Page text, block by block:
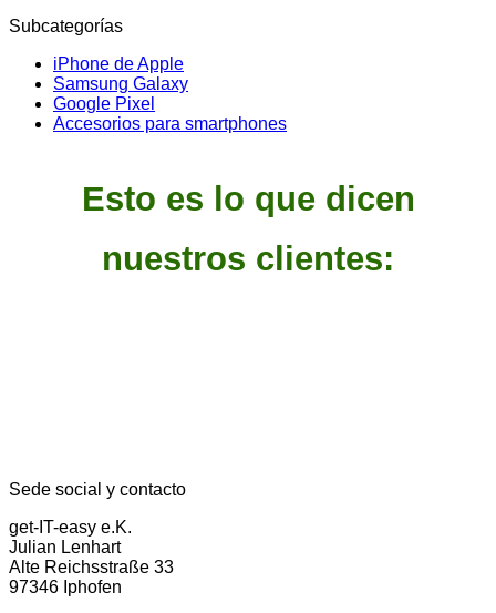
Subcategorías
iPhone de Apple
Samsung Galaxy
Google Pixel
Accesorios para smartphones
Esto es lo que dicen
nuestros clientes:
Sede social y contacto
get-IT-easy e.K.
Julian Lenhart
Alte Reichsstraße 33
97346 Iphofen